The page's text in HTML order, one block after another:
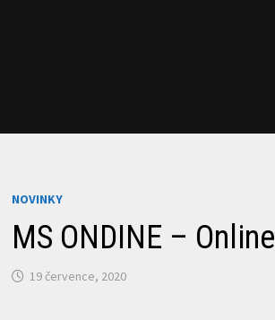
NOVINKY
MS ONDINE – Online
19 července, 2020